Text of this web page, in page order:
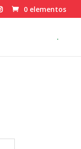
0 elementos
.